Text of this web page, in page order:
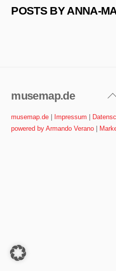
POSTS BY ANNA-
musemap.de
musemap.de Impressum
powered by Armando Verano